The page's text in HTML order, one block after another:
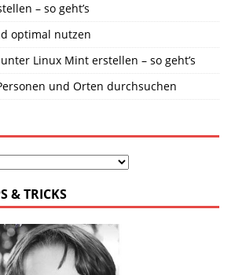
– so geht’s
optimal nutzen
Linux Mint erstellen – so geht’s
und Orten durchsuchen
& TRICKS